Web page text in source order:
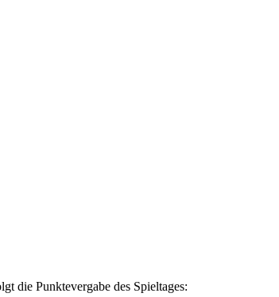
die Punktevergabe des Spieltages: